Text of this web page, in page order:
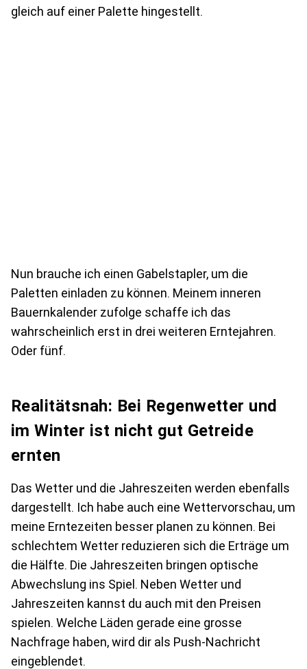
gleich auf einer Palette hingestellt.
Nun brauche ich einen Gabelstapler, um die
Paletten einladen zu können. Meinem inneren
Bauernkalender zufolge schaffe ich das
wahrscheinlich erst in drei weiteren Erntejahren.
Oder fünf.
Realitätsnah: Bei Regenwetter und
im Winter ist nicht gut Getreide
ernten
Das Wetter und die Jahreszeiten werden ebenfalls
dargestellt. Ich habe auch eine Wettervorschau, um
meine Erntezeiten besser planen zu können. Bei
schlechtem Wetter reduzieren sich die Erträge um
die Hälfte. Die Jahreszeiten bringen optische
Abwechslung ins Spiel. Neben Wetter und
Jahreszeiten kannst du auch mit den Preisen
spielen. Welche Läden gerade eine grosse
Nachfrage haben, wird dir als Push-Nachricht
eingeblendet.